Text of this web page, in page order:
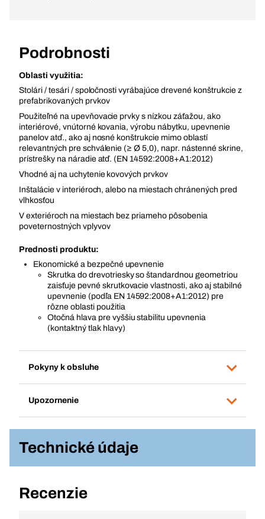
Podrobnosti
Oblasti využitia:
Stolári / tesári / spoločnosti vyrábajúce drevené konštrukcie z
prefabrikovaných prvkov
Použiteľné na upevňovacie prvky s nízkou záťažou, ako
interiérové, vnútorné kovania, výrobu nábytku, upevnenie
panelov atď., ako aj nosné konštrukcie mimo oblastí
relevantných pre schválenie (≥ Ø 5,0), napr. nástenné skrine,
prístrešky na náradie atď. (EN 14592:2008+A1:2012)
Vhodné aj na uchytenie kovových prvkov
Inštalácie v interiéroch, alebo na miestach chránených pred
vlhkosťou
V exteriéroch na miestach bez priameho pôsobenia
poveternostných vplyvov
Prednosti produktu:
Ekonomické a bezpečné upevnenie
Skrutka do drevotriesky so štandardnou geometriou
zaisťuje pevné skrutkovacie vlastnosti, ako aj stabilné
upevnenie (podľa EN 14592:2008+A1:2012) pre
rôzne oblasti použitia
Otočná hlava pre vyššiu stabilitu upevnenia
(kontaktný tlak hlavy)
Pokyny k obsluhe
Upozornenie
Technické údaje
Recenzie